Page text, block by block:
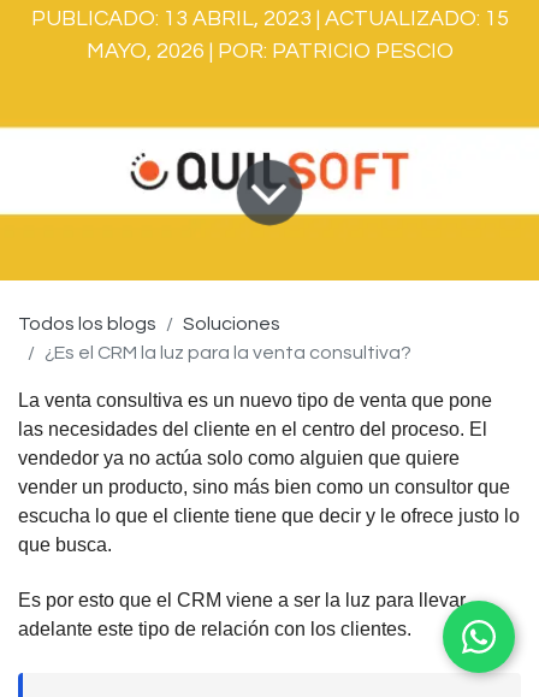
PUBLICADO: 13 ABRIL, 2023 | ACTUALIZADO: 15
MAYO, 2026 | POR: PATRICIO PESCIO
Todos los blogs
Soluciones
¿Es el CRM la luz para la venta consultiva?
La venta consultiva es un nuevo tipo de venta que pone
las necesidades del cliente en el centro del proceso. El
vendedor ya no actúa solo como alguien que quiere
vender un producto, sino más bien como un consultor que
escucha lo que el cliente tiene que decir y le ofrece justo lo
que busca.
Es por esto que el CRM viene a ser la luz para llevar
adelante este tipo de relación con los clientes.